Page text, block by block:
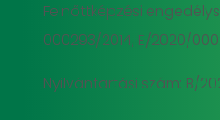
Felnőttképzési
000293/2014, E/2020/
Nyilvántartási szám: B/